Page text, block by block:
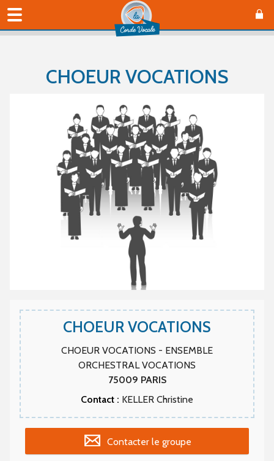
CHOEUR VOCATIONS
CHOEUR VOCATIONS
CHOEUR VOCATIONS - ENSEMBLE
ORCHESTRAL VOCATIONS
75009 PARIS
Contact : KELLER Christine
Contacter le groupe